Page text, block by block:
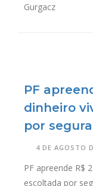
Gurgacz
PF
dinheiro
por
4 DE AGOSTO
PF apreende R$
escoltada por